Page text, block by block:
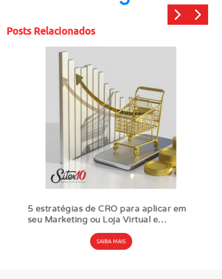
Posts Relacionados
5 estratégias de CRO para aplicar em
seu Marketing ou Loja Virtual e
SAIBA MAIS